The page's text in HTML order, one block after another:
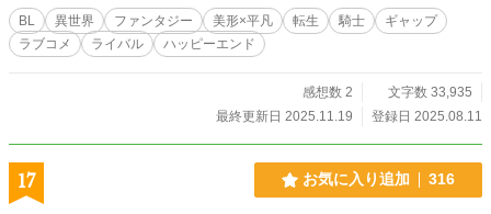
ぎる作戦を決行することにしたのだが・・・ 誘い受けしたいのにうまくできな
いかわいらしい受と、それでも距離がどんどん近づいていく優秀攻のお話です。
全２０話の短めのラブコメです。 漫画の単行本に換算すると全１巻くらいで
した、よろしくお願いします！ 性的表現がある回には※をつけます。
BL 異世界 ファンタジー 美形×平凡 転生 騎士
ギャップ
ラブコメ
ライバル ハッピーエンド
感想数 2
文字数 33,935
最終更新日 2025.11.19
登録日 2025.08.11
17 お気に入り追加 316